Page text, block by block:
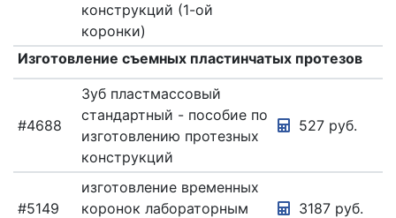
конструкций (1-ой
коронки)
Изготовление съемных пластинчатых протезов
#4688
Зуб пластмассовый
стандартный - пособие по
изготовлению протезных
конструкций
527 руб.
#5149
изготовление временных
коронок лабораторным
3187 руб.